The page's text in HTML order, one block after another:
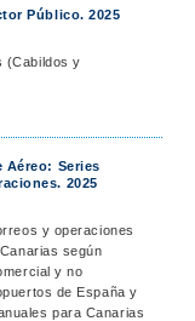
Público. 2025
(Cabildos y
Aéreo: Series
2025
y operaciones
según
y no
de España y
para Canarias